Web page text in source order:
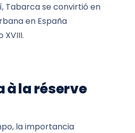
Tabarca se convirtió en
en España
XVIII.
à la réserve
la importancia